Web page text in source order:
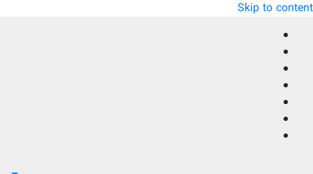
Skip to content